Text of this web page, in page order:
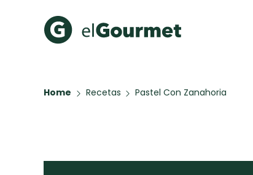
Home Recetas Pastel Con Zanahoria